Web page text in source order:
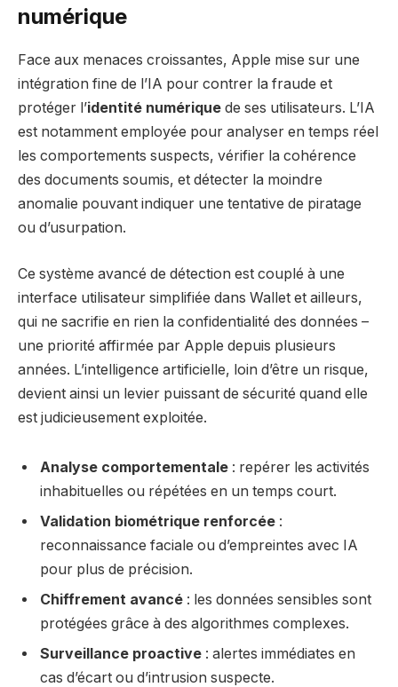
numérique
Face aux menaces croissantes, Apple mise sur une
intégration fine de l’IA pour contrer la fraude et
protéger l’identité numérique de ses utilisateurs. L’IA
est notamment employée pour analyser en temps réel
les comportements suspects, vérifier la cohérence
des documents soumis, et détecter la moindre
anomalie pouvant indiquer une tentative de piratage
ou d’usurpation.
Ce système avancé de détection est couplé à une
interface utilisateur simplifiée dans Wallet et ailleurs,
qui ne sacrifie en rien la confidentialité des données –
une priorité affirmée par Apple depuis plusieurs
années. L’intelligence artificielle, loin d’être un risque,
devient ainsi un levier puissant de sécurité quand elle
est judicieusement exploitée.
Analyse comportementale : repérer les activités
inhabituelles ou répétées en un temps court.
Validation biométrique renforcée :
reconnaissance faciale ou d’empreintes avec IA
pour plus de précision.
Chiffrement avancé : les données sensibles sont
protégées grâce à des algorithmes complexes.
Surveillance proactive : alertes immédiates en
cas d’écart ou d’intrusion suspecte.